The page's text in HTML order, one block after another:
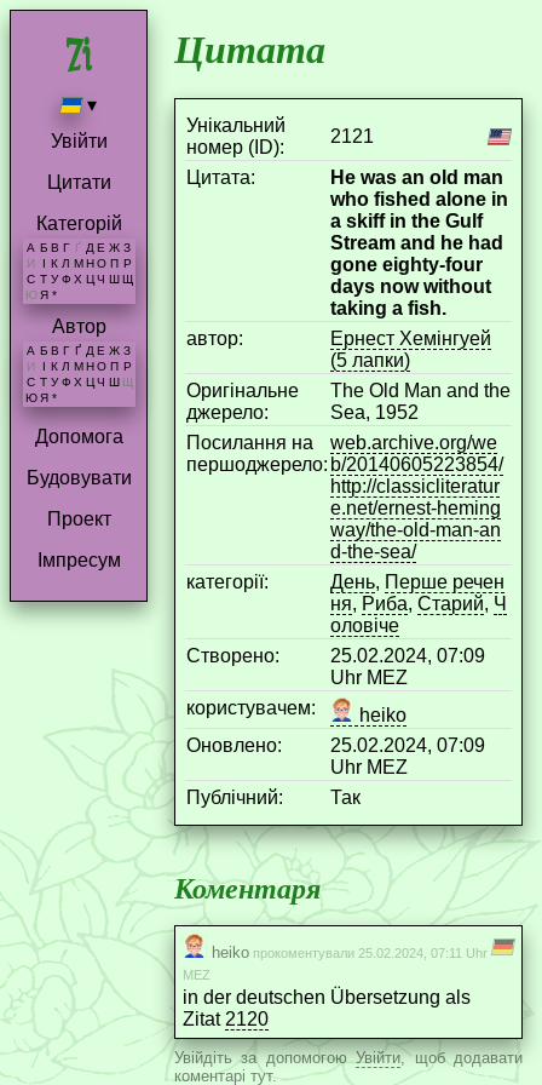
▾
Увійти
Цитати
Категорій
А Б В Г Ґ Д Е Ж З
И
І К Л М Н О П Р
С Т У Ф Х Ц Ч Ш Щ
Ю Я *
Автор
А Б В Г Ґ Д Е Ж З
И
К Л М Н О П Р
С Т У Ф Х Ц Ч Ш Щ
Ю Я *
Допомога
Будовувати
Проект
Імпресум
Цитата
Унікальний
номер (ID):
2121
Цитата:
He was an old man
who fished alone in
a skiff in the Gulf
Stream and he had
gone eighty-four
days now without
taking a fish.
aвтор:
Ернест Хемінгуей
(5 лапки)
Оригінальне
джерело:
The Old Man and the
Sea, 1952
Посилання на
першоджерело:
web.archive.org/we
b/20140605223854/
http://classicliteratur
e.net/ernest-heming
way/the-old-man-an
d-the-sea/
категорії:
День, Перше речен
ня, Риба, Старий, Ч
оловіче
Створено:
25.02.2024, 07:09
Uhr MEZ
користувачем:
heiko
Оновлено:
25.02.2024, 07:09
Uhr MEZ
Публічний:
Так
Коментаря
heiko прокоментували 25.02.2024, 07:11 Uhr
MEZ
in der deutschen Übersetzung als
Zitat 2120
Увійдіть за допомогоюУвійти, щоб додавати
коментарі тут.